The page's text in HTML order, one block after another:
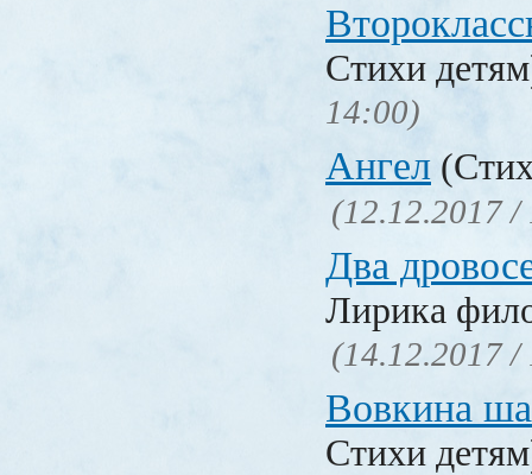
Стихи
14:00)
Ангел
(12.12.2017 /
Два
Лирика
(14.12.2017 /
Вовкина
Стихи